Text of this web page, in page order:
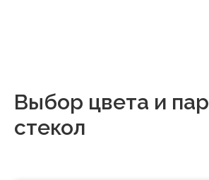
Выбор цвета и
стекол